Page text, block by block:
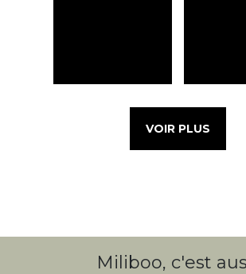
VOIR PLUS
Miliboo, c'est